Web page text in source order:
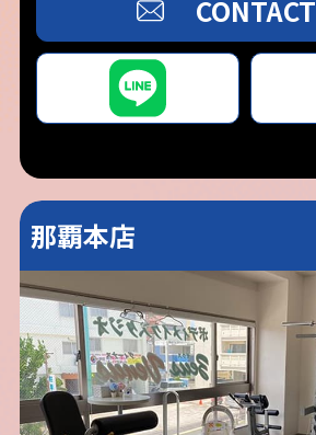
CONTACT
那覇本店